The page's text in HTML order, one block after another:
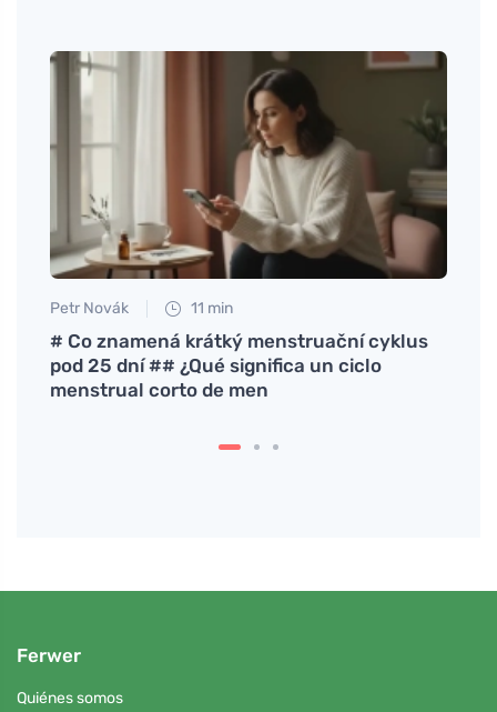
Petr Novák 11 min
# Co znamená krátký menstruační cyklus
pod 25 dní ## ¿Qué significa un ciclo
menstrual corto de men
Ferwer
Quiénes somos